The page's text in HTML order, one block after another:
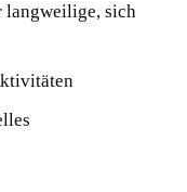
langweilige, sich